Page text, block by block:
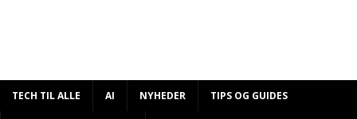
TECH TIL ALLE AI NYHEDER TIPS OG GUIDES